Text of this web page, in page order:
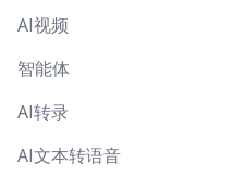
AI视频
智能体
AI转录
AI文本转语音